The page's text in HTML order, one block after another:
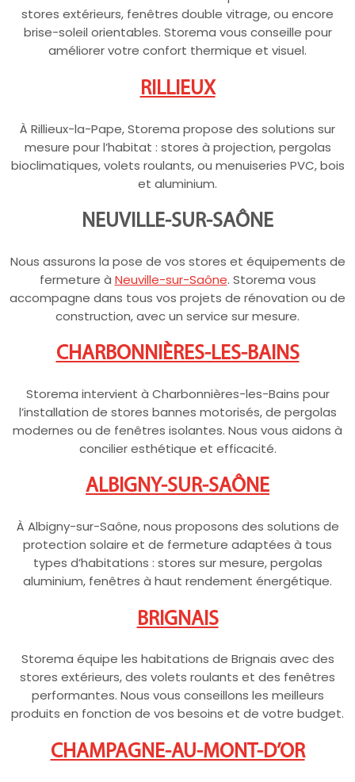
stores extérieurs, fenêtres double vitrage, ou encore
brise-soleil orientables. Storema vous conseille pour
améliorer votre confort thermique et visuel.
RILLIEUX
À Rillieux-la-Pape, Storema propose des solutions sur
mesure pour l’habitat : stores à projection, pergolas
bioclimatiques, volets roulants, ou menuiseries PVC, bois
et aluminium.
NEUVILLE-SUR-SAÔNE
Nous assurons la pose de vos stores et équipements de
fermeture à Neuville-sur-Saône. Storema vous
accompagne dans tous vos projets de rénovation ou de
construction, avec un service sur mesure.
CHARBONNIÈRES-LES-BAINS
Storema intervient à Charbonnières-les-Bains pour
l’installation de stores bannes motorisés, de pergolas
modernes ou de fenêtres isolantes. Nous vous aidons à
concilier esthétique et efficacité.
ALBIGNY-SUR-SAÔNE
À Albigny-sur-Saône, nous proposons des solutions de
protection solaire et de fermeture adaptées à tous
types d’habitations : stores sur mesure, pergolas
aluminium, fenêtres à haut rendement énergétique.
BRIGNAIS
Storema équipe les habitations de Brignais avec des
stores extérieurs, des volets roulants et des fenêtres
performantes. Nous vous conseillons les meilleurs
produits en fonction de vos besoins et de votre budget.
CHAMPAGNE-AU-MONT-D’OR